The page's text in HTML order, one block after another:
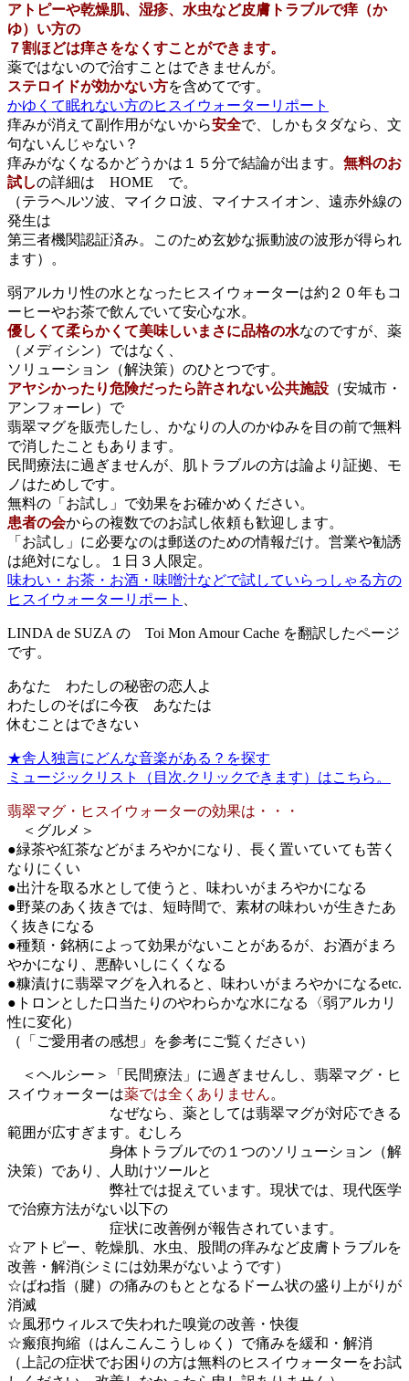
アトピーや乾燥肌、湿疹、水虫など皮膚トラブルで痒（か
ゆ）い方の
７割ほどは痒さをなくすことができます。
薬ではないので治すことはできませんが。
ステロイドが効かない方を含めてです。
かゆくて眠れない方のヒスイウォーターリポート
痒みが消えて副作用がないから安全で、しかもタダなら、文
句ないんじゃない？
痒みがなくなるかどうかは１５分で結論が出ます。 無料のお
試しの詳細は HOME で。
（テラヘルツ波、マイクロ波、マイナスイオン、遠赤外線の
発生は
第三者機関認証済み。このため玄妙な振動波の波形が得られ
ます）。
弱アルカリ性の水となったヒスイウォーターは約２０年もコ
ーヒーやお茶で飲んでいて安心な水。
優しくて柔らかくて美味しいまさに品格の水なのですが、薬
（メディシン）ではなく、
ソリューション（解決策）のひとつです。
アヤシかったり危険だったら許されない公共施設 （安城市・
アンフォーレ）で
翡翠マグを販売したし、かなりの人のかゆみを目の前で無料
で消したこともあります。
民間療法に過ぎませんが、肌トラブルの方は論より証拠、モ
ノはためしです。
無料の「お試し」で効果をお確かめください。
患者の会からの複数でのお試し依頼も歓迎します。
「お試し」に必要なのは郵送のための情報だけ。営業や勧誘
は絶対になし。１日３人限定。
味わい・お茶・お酒・味噌汁などで試していらっしゃる方の
ヒスイウォーターリポート
LINDA de SUZA の Toi Mon Amour Cache を翻訳したページ
です。
あなた わたしの秘密の恋人よ
わたしのそばに今夜 あなたは
休むことはできない
★舎人独言にどんな音楽がある？を探す
ミュージックリスト（目次.クリックできます）はこちら。
翡翠マグ・ヒスイウォーターの効果は・・・
＜グルメ＞
●緑茶や紅茶などがまろやかになり、長く置いていても苦く
なりにくい
●出汁を取る水として使うと、味わいがまろやかになる
●野菜のあく抜きでは、短時間で、素材の味わいが生きたあ
く抜きになる
●種類・銘柄によって効果がないことがあるが、お酒がまろ
やかになり、悪酔いしにくくなる
●糠漬けに翡翠マグを入れると、味わいがまろやかになるetc.
●トロンとした口当たりのやわらかな水になる〈弱アルカリ
性に変化）
（「ご愛用者の感想」を参考にご覧ください）
＜ヘルシー＞「民間療法」に過ぎませんし、翡翠マグ・ヒ
スイウォーターは薬では全くありません。
なぜなら、薬としては翡翠マグが対応できる
範囲が広すぎます。むしろ
身体トラブルでの１つのソリューション（解
決策）であり、人助けツールと
弊社では捉えています。現状では、現代医学
で治療方法がない以下の
症状に改善例が報告されています。
☆アトピー、乾燥肌、水虫、股間の痒みなど皮膚トラブルを
改善・解消(シミには効果がないようです）
☆ばね指（腱）の痛みのもととなるドーム状の盛り上がりが
消滅
☆風邪ウィルスで失われた嗅覚の改善・快復
☆瘢痕拘縮（はんこんこうしゅく）で痛みを緩和・解消
（上記の症状でお困りの方は無料のヒスイウォーターをお試